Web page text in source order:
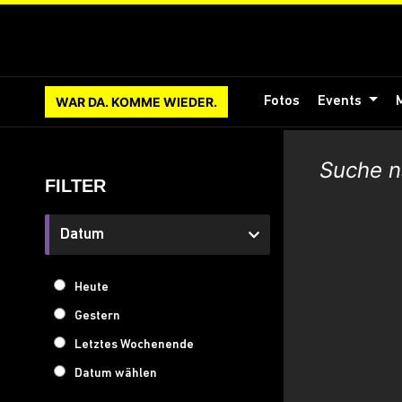
WAR DA. KOMME WIEDER. Fotos Events
FILTER
Datum
Heute
Gestern
Letztes Wochenende
Datum wählen